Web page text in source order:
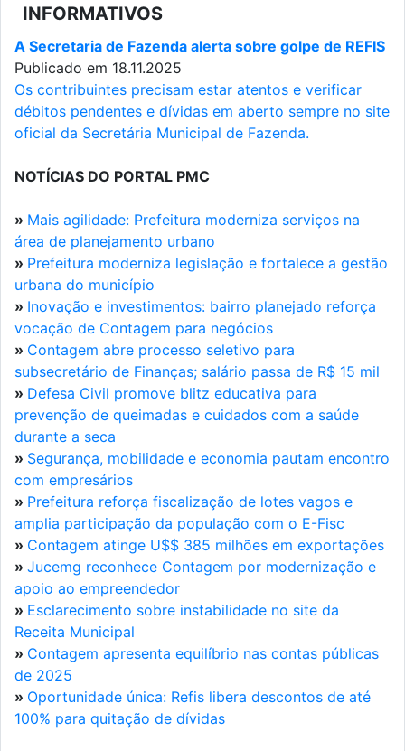
INFORMATIVOS
A Secretaria de Fazenda alerta sobre golpe de REFIS
Publicado em 18.11.2025
Os contribuintes precisam estar atentos e verificar
débitos pendentes e dívidas em aberto sempre no site
oficial da Secretária Municipal de Fazenda.
NOTÍCIAS DO PORTAL PMC
» Mais agilidade: Prefeitura moderniza serviços na
área de planejamento urbano
» Prefeitura moderniza legislação e fortalece a gestão
urbana do município
» Inovação e investimentos: bairro planejado reforça
vocação de Contagem para negócios
» Contagem abre processo seletivo para
subsecretário de Finanças; salário passa de R$ 15 mil
» Defesa Civil promove blitz educativa para
prevenção de queimadas e cuidados com a saúde
durante a seca
» Segurança, mobilidade e economia pautam encontro
com empresários
» Prefeitura reforça fiscalização de lotes vagos e
amplia participação da população com o E-Fisc
» Contagem atinge U$$ 385 milhões em exportações
» Jucemg reconhece Contagem por modernização e
apoio ao empreendedor
» Esclarecimento sobre instabilidade no site da
Receita Municipal
» Contagem apresenta equilíbrio nas contas públicas
de 2025
» Oportunidade única: Refis libera descontos de até
100% para quitação de dívidas